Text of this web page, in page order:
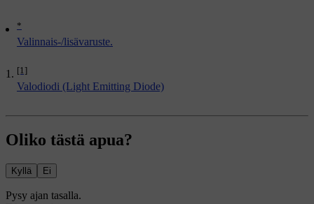
*
Valinnais-/lisävaruste.
[1]
Valodiodi (Light Emitting Diode)
Oliko tästä apua?
Kyllä Ei